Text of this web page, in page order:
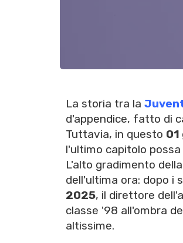
La storia tra la
d'appendice, fatto di
Tuttavia, in questo 01
l'ultimo capitolo
L'alto gradimento della
dell'ultima ora: dopo i
2025, il direttore
classe '98 all'ombra
altissime.